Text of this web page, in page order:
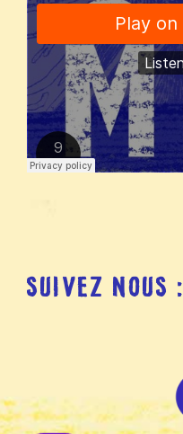
SUIVEZ NOUS :